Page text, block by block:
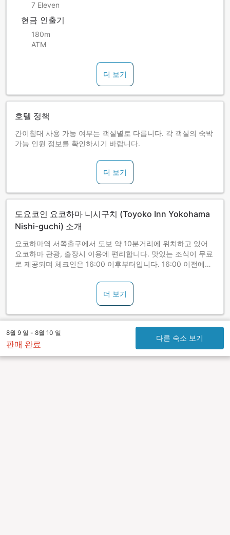
7 Eleven
현금 인출기
180m
ATM
더 보기
호텔 정책
간이침대 사용 가능 여부는 객실별로 다릅니다. 각 객실의 숙박
가능 인원 정보를 확인하시기 바랍니다.
더 보기
도요코인 요코하마 니시구치 (Toyoko Inn Yokohama
Nishi-guchi) 소개
요코하마역 서쪽출구에서 도보 약 10분거리에 위치하고 있어
요코하마 관광, 출장시 이용에 편리합니다. 맛있는 조식이 무료
로 제공되며 체크인은 16:00 이후부터입니다. 16:00 이전에는
더 보기
8월 9 일 - 8월 10 일
판매 완료
다른 숙소 보기